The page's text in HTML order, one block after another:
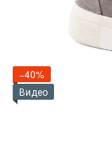
−40%
Видео